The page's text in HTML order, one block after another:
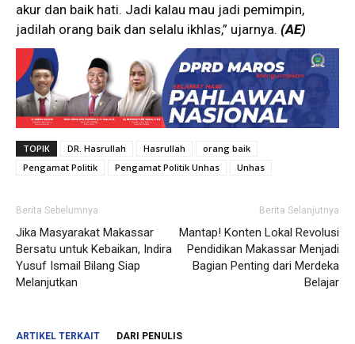
akur dan baik hati. Jadi kalau mau jadi pemimpin,
jadilah orang baik dan selalu ikhlas,” ujarnya. (AE)
TOPIK DR. Hasrullah Hasrullah
orang baik
Pengamat Politik
Pengamat Politik Unhas Unhas
Berita Sebelumnya
Jika Masyarakat Makassar
Bersatu untuk Kebaikan, Indira
Yusuf Ismail Bilang Siap
Melanjutkan
Berita Selanjutnya
Mantap! Konten Lokal Revolusi
Pendidikan Makassar Menjadi
Bagian Penting dari Merdeka
Belajar
ARTIKEL TERKAIT DARI PENULIS